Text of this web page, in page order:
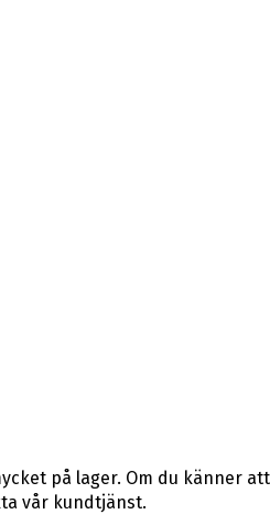
på lager. Om du känner
vår kundtjänst.